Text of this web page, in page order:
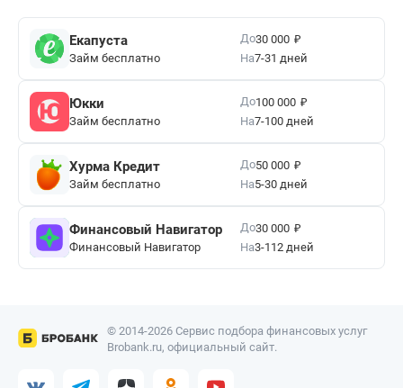
Екапуста
Займ бесплатно
До30 000 ₽
На7-31 дней
Юкки
Займ бесплатно
До100 000 ₽
На7-100 дней
Хурма Кредит
Займ бесплатно
До50 000 ₽
На5-30 дней
Финансовый Навигатор
Финансовый Навигатор
До30 000 ₽
На3-112 дней
© 2014-2026 Сервис подбора финансовых услуг
Brobank.ru, официальный сайт.